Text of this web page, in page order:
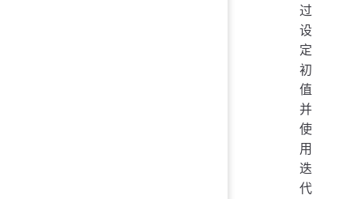
过
设
定
初
值
并
使
用
迭
代